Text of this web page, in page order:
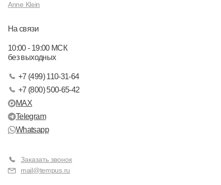
Anne Klein
На связи
10:00 - 19:00 МСК
без выходных
+7 (499) 110-31-64
+7 (800) 500-65-42
MAX
Telegram
Whatsapp
Заказать звонок
mail@tempus.ru